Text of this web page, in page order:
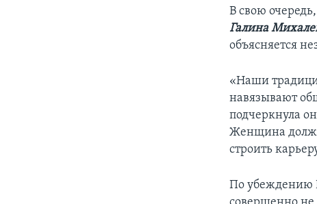
В свою
Галина
объясняется
«Наши
навязывают
подчеркнула
Женщина
строить
По убеждению